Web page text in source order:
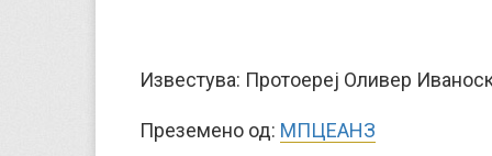
Известува: Протоереј Оливер
Преземено од: МПЦЕАНЗ